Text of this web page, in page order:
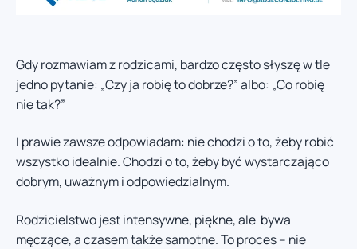
Gdy rozmawiam z rodzicami, bardzo często słyszę w tle
jedno pytanie: „Czy ja robię to dobrze?” albo: „Co robię
nie tak?”
I prawie zawsze odpowiadam: nie chodzi o to, żeby robić
wszystko idealnie. Chodzi o to, żeby być wystarczająco
dobrym, uważnym i odpowiedzialnym.
Rodzicielstwo jest intensywne, piękne, ale bywa
męczące, a czasem także samotne. To proces – nie